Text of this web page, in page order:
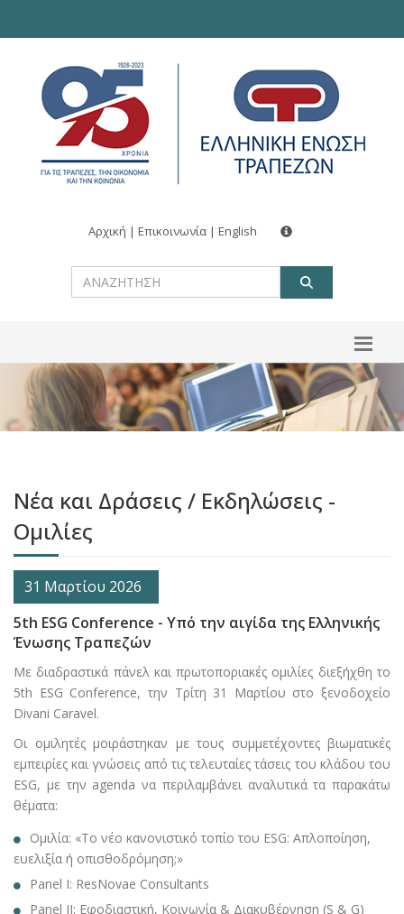
Αρχική | Επικοινωνία | English
Νέα και Δράσεις / Εκδηλώσεις -
Ομιλίες
31 Μαρτίου 2026
5th ESG Conference - Υπό την αιγίδα της Ελληνικής
Ένωσης Τραπεζών
Με διαδραστικά πάνελ και πρωτοποριακές ομιλίες διεξήχθη το
5th ESG Conference, την Τρίτη 31 Μαρτίου στο ξενοδοχείο
Divani Caravel.
Οι ομιλητές μοιράστηκαν με τους συμμετέχοντες βιωματικές
εμπειρίες και γνώσεις από τις τελευταίες τάσεις του κλάδου του
ESG, με την agenda να περιλαμβάνει αναλυτικά τα παρακάτω
θέματα:
Ομιλία: «Το νέο κανονιστικό τοπίο του ESG: Απλοποίηση,
ευελιξία ή οπισθοδρόμηση;»
Panel Ι: ResNovae Consultants
Panel II: Εφοδιαστική, Κοινωνία & Διακυβέρνηση (S & G)